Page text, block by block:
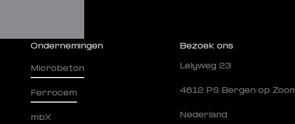
Ondernemingen
Microbeton
Ferrocem
mbX
Bezoek ons
Lelyweg 23
4612 PS Bergen op
Nederland